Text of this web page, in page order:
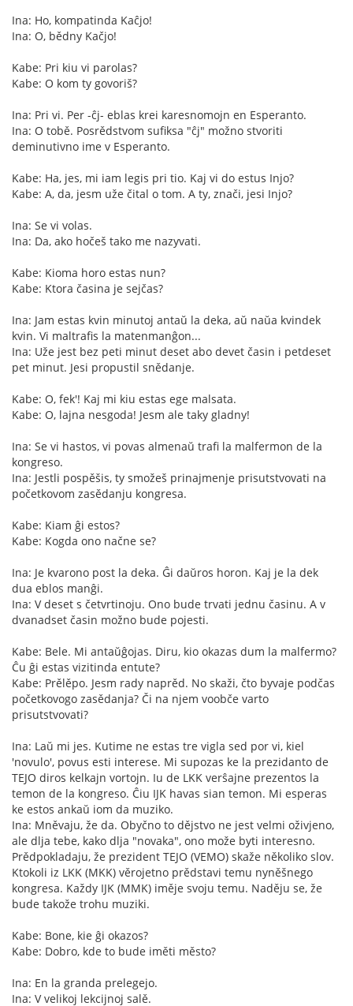
Ina: Ho, kompatinda Kaĉjo!
Ina: O, bědny Kačjo!
Kabe: Pri kiu vi parolas?
Kabe: O kom ty govoriš?
Ina: Pri vi. Per -ĉj- eblas krei karesnomojn en Esperanto.
Ina: O tobě. Posrědstvom sufiksa "ĉj" možno stvoriti
deminutivno ime v Esperanto.
Kabe: Ha, jes, mi iam legis pri tio. Kaj vi do estus Injo?
Kabe: A, da, jesm uže čital o tom. A ty, znači, jesi Injo?
Ina: Se vi volas.
Ina: Da, ako hočeš tako me nazyvati.
Kabe: Kioma horo estas nun?
Kabe: Ktora časina je sejčas?
Ina: Jam estas kvin minutoj antaŭ la deka, aŭ naŭa kvindek
kvin. Vi maltrafis la matenmanĝon...
Ina: Uže jest bez peti minut deset abo devet časin i petdeset
pet minut. Jesi propustil snědanje.
Kabe: O, fek'! Kaj mi kiu estas ege malsata.
Kabe: O, lajna nesgoda! Jesm ale taky gladny!
Ina: Se vi hastos, vi povas almenaŭ trafi la malfermon de la
kongreso.
Ina: Jestli pospěšis, ty smožeš prinajmenje prisutstvovati na
početkovom zasědanju kongresa.
Kabe: Kiam ĝi estos?
Kabe: Kogda ono načne se?
Ina: Je kvarono post la deka. Ĝi daŭros horon. Kaj je la dek
dua eblos manĝi.
Ina: V deset s četvrtinoju. Ono bude trvati jednu časinu. A v
dvanadset časin možno bude pojesti.
Kabe: Bele. Mi antaŭĝojas. Diru, kio okazas dum la malfermo?
Ĉu ĝi estas vizitinda entute?
Kabe: Prělěpo. Jesm rady naprěd. No skaži, čto byvaje podčas
početkovogo zasědanja? Či na njem voobče varto
prisutstvovati?
Ina: Laŭ mi jes. Kutime ne estas tre vigla sed por vi, kiel
'novulo', povus esti interese. Mi supozas ke la prezidanto de
TEJO diros kelkajn vortojn. Iu de LKK verŝajne prezentos la
temon de la kongreso. Ĉiu IJK havas sian temon. Mi esperas
ke estos ankaŭ iom da muziko.
Ina: Mněvaju, že da. Obyčno to dějstvo ne jest velmi oživjeno,
ale dlja tebe, kako dlja "novaka", ono može byti interesno.
Prědpokladaju, že prezident TEJO (VEMO) skaže několiko slov.
Ktokoli iz LKK (MKK) věrojetno prědstavi temu nyněšnego
kongresa. Každy IJK (MMK) iměje svoju temu. Naděju se, že
bude takože trohu muziki.
Kabe: Bone, kie ĝi okazos?
Kabe: Dobro, kde to bude iměti město?
Ina: En la granda prelegejo.
Ina: V velikoj lekcijnoj salě.